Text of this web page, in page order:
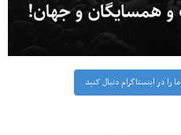
ما را در اینستاگرام دنبال کنید